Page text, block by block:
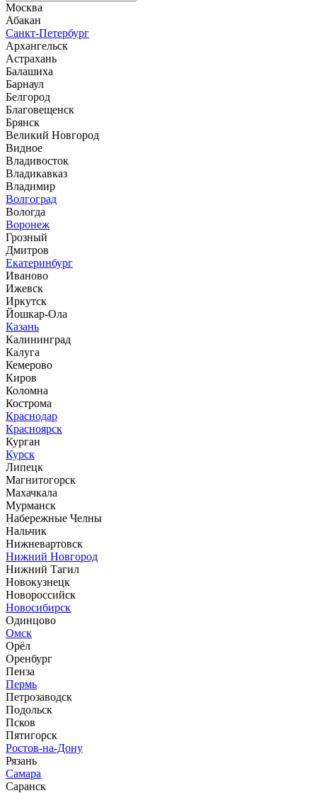
Москва
Абакан
Санкт-Петербург
Архангельск
Астрахань
Балашиха
Барнаул
Белгород
Благовещенск
Брянск
Великий Новгород
Видное
Владивосток
Владикавказ
Владимир
Волгоград
Вологда
Воронеж
Грозный
Дмитров
Екатеринбург
Иваново
Ижевск
Иркутск
Йошкар-Ола
Казань
Калининград
Калуга
Кемерово
Киров
Коломна
Кострома
Краснодар
Красноярск
Курган
Курск
Липецк
Магнитогорск
Махачкала
Мурманск
Набережные Челны
Нальчик
Нижневартовск
Нижний Новгород
Нижний Тагил
Новокузнецк
Новороссийск
Новосибирск
Одинцово
Омск
Орёл
Оренбург
Пенза
Пермь
Петрозаводск
Подольск
Псков
Пятигорск
Ростов-на-Дону
Рязань
Самара
Саранск